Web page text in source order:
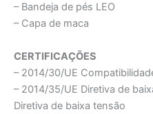
– Bandeja de pés LEO
– Capa de maca
CERTIFICAÇÕES
– 2014/30/UE
– 2014/35/UE Diretiva de
Diretiva de baixa tensão